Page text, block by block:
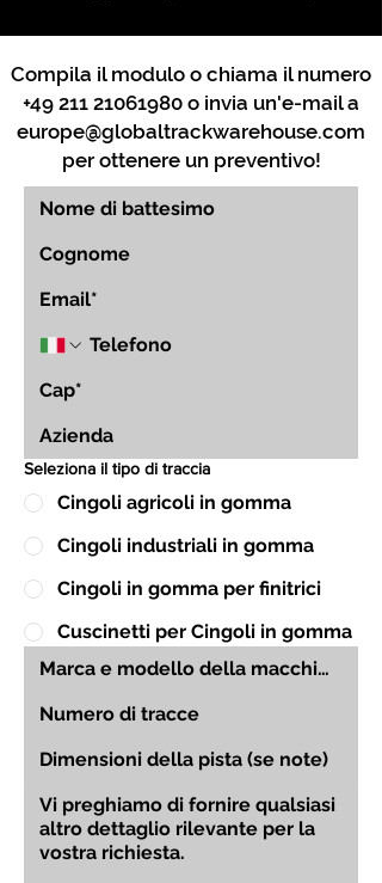
Compila il modulo o chiama il numero
+49 211 21061980 o invia un'e-mail a
europe@globaltrackwarehouse.com
per ottenere un preventivo!
Seleziona il tipo di traccia
Cingoli agricoli in gomma
Cingoli industriali in gomma
Cingoli in gomma per finitrici
Cuscinetti per Cingoli in gomma